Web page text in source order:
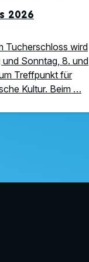
2026
Tucherschloss wird
und Sonntag, 8. und
Treffpunkt für
Kultur. Beim …